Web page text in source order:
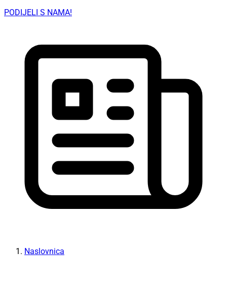
PODIJELI S NAMA!
Naslovnica